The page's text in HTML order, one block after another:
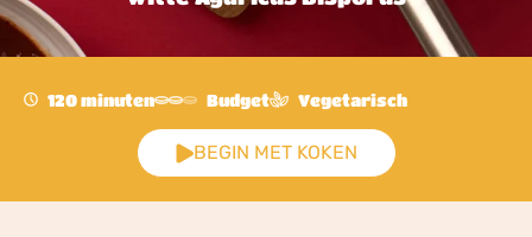
120 minuten Budget Vegetarisch
BEGIN MET KOKEN